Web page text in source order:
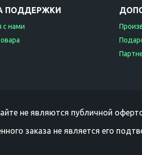
ПОДДЕРЖКИ
с нами
не являются публичной
заказа не является его